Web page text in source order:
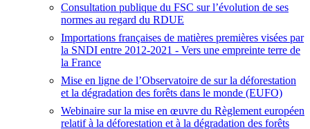
Consultation publique du FSC sur l’évolution de ses
normes au regard du RDUE
Importations françaises de matières premières visées par
la SNDI entre 2012-2021 - Vers une empreinte terre de
la France
Mise en ligne de l’Observatoire de sur la déforestation
et la dégradation des forêts dans le monde (EUFO)
Webinaire sur la mise en œuvre du Règlement européen
relatif à la déforestation et à la dégradation des forêts